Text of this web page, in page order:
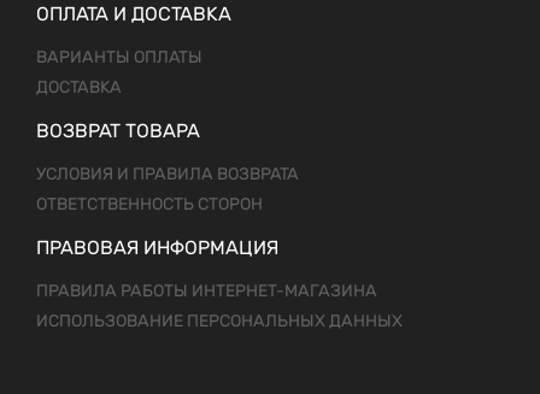
ОПЛАТА И ДОСТАВКА
ВАРИАНТЫ ОПЛАТЫ
ДОСТАВКА
ВОЗВРАТ ТОВАРА
УСЛОВИЯ И ПРАВИЛА ВОЗВРАТА
ОТВЕТСТВЕННОСТЬ СТОРОН
ПРАВОВАЯ ИНФОРМАЦИЯ
ПРАВИЛА РАБОТЫ ИНТЕРНЕТ-МАГАЗИНА
ИСПОЛЬЗОВАНИЕ ПЕРСОНАЛЬНЫХ ДАННЫХ